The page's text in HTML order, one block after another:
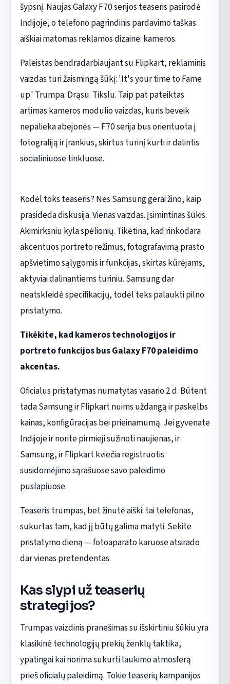
šypsnį. Naujas Galaxy F70 serijos teaseris pasirodė
Indijoje, o telefono pagrindinis pardavimo taškas
aiškiai matomas reklamos dizaine: kameros.
Paleistas bendradarbiaujant su Flipkart, reklaminis
vaizdas turi žaismingą šūkį: 'It's your time to Fame
up.' Trumpa. Drąsu. Tikslu. Taip pat pateiktas
artimas kameros modulio vaizdas, kuris beveik
nepalieka abejonės — F70 serija bus orientuota į
fotografiją ir įrankius, skirtus turinį kurti ir dalintis
socialiniuose tinkluose.
Kodėl toks teaseris? Nes Samsung gerai žino, kaip
prasideda diskusija. Vienas vaizdas. Įsimintinas šūkis.
Akimirksniu kyla spėlionių. Tikėtina, kad rinkodara
akcentuos portreto režimus, fotografavimą prasto
apšvietimo sąlygomis ir funkcijas, skirtas kūrėjams,
aktyviai dalinantiems turiniu. Samsung dar
neatskleidė specifikacijų, todėl teks palaukti pilno
pristatymo.
Tikėkite, kad kameros technologijos ir
portreto funkcijos bus Galaxy F70 paleidimo
akcentas.
Oficialus pristatymas numatytas vasario 2 d. Būtent
tada Samsung ir Flipkart nuims uždangą ir paskelbs
kainas, konfigūracijas bei prieinamumą. Jei gyvenate
Indijoje ir norite pirmieji sužinoti naujienas, ir
Samsung, ir Flipkart kviečia registruotis
susidomėjimo sąrašuose savo paleidimo
puslapiuose.
Teaseris trumpas, bet žinutė aiški: tai telefonas,
sukurtas tam, kad jį būtų galima matyti. Sekite
pristatymo dieną — fotoaparato karuose atsirado
dar vienas pretendentas.
Kas slypi už teaserių
strategijos?
Trumpas vaizdinis pranešimas su išskirtiniu šūkiu yra
klasikinė technologijų prekių ženklų taktika,
ypatingai kai norima sukurti laukimo atmosferą
prieš oficialų paleidimą. Tokie teaserių kampanijos